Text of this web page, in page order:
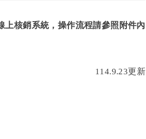
上核銷系統，操作流程請參照附件內
114.9.23更新